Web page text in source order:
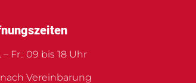
– Fr.: 09 bis 18 Uhr
nach Vereinbarung